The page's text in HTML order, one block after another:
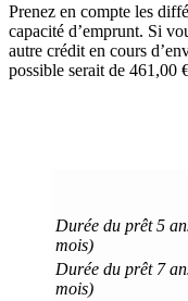
Prenez en compte les
capacité d’emprunt. Si
autre crédit en cours
possible serait de 461,00
Durée du prêt 5
mois)
Durée du prêt 7
mois)